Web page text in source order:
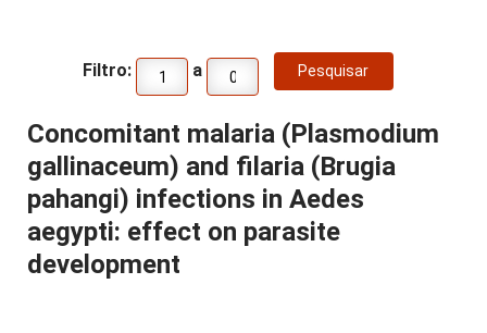
Filtro: a
Concomitant malaria (Plasmodium
gallinaceum) and filaria (Brugia
pahangi) infections in Aedes
aegypti: effect on parasite
development